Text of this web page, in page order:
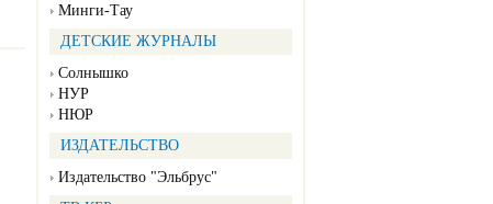
Минги-Тау
ДЕТСКИЕ ЖУРНАЛЫ
Солнышко
НУР
НЮР
ИЗДАТЕЛЬСТВО
Издательство "Эльбрус"